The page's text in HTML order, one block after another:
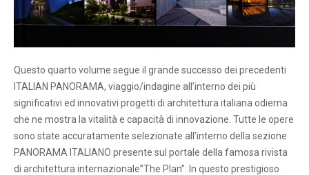
Questo quarto volume segue il grande successo dei precedenti
ITALIAN PANORAMA, viaggio/indagine all’interno dei più
significativi ed innovativi progetti di architettura italiana odierna
che ne mostra la vitalità e capacità di innovazione. Tutte le opere
sono state accuratamente selezionate all’interno della sezione
PANORAMA ITALIANO presente sul portale della famosa rivista
di architettura internazionale”The Plan”. In questo prestigioso